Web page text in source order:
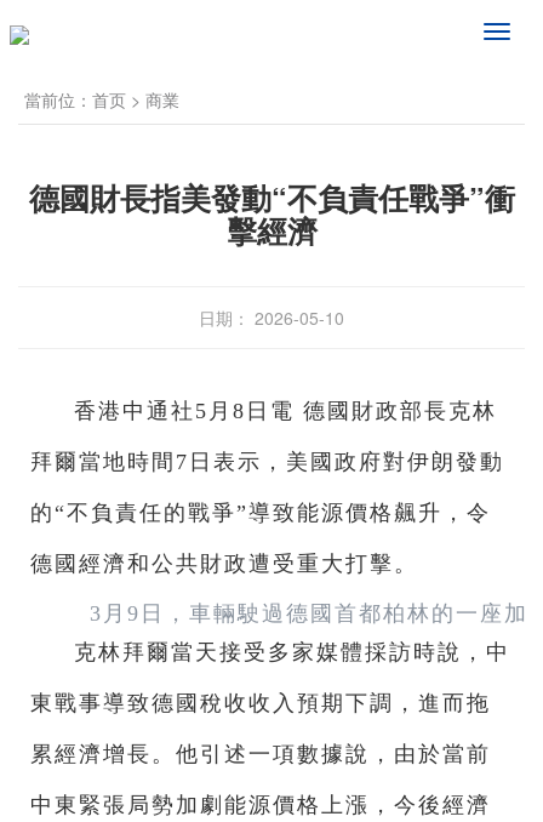
频
當前位： 首页 > 商業
德國財長指美發動“不負責任戰爭”衝
擊經濟
日期： 2026-05-10
香港中通社5月8日電 德國財政部長克林
拜爾當地時間7日表示，美國政府對伊朗發動
的“不負責任的戰爭”導致能源價格飆升，令
德國經濟和公共財政遭受重大打擊。
3月9日，車輛駛過德國首都柏林的一座加
克林拜爾當天接受多家媒體採訪時說，中
東戰事導致德國稅收收入預期下調，進而拖
累經濟增長。他引述一項數據說，由於當前
中東緊張局勢加劇能源價格上漲，今後經濟